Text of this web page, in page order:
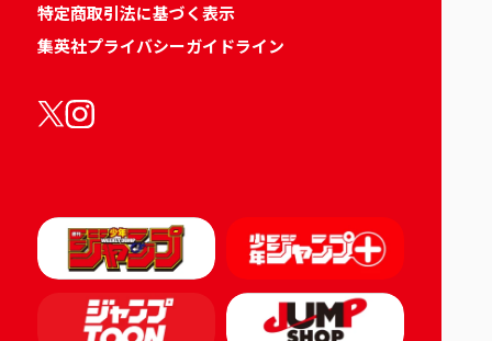
特定商取引法に基づく表示
集英社プライバシーガイドライン